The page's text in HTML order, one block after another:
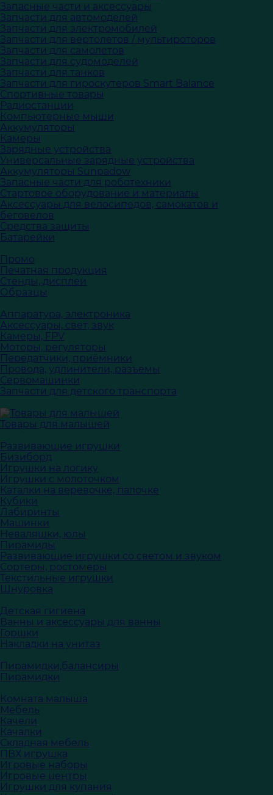
Запасные части и аксессуары
Запчасти для автомоделей
Запчасти для электромобилей
Запчасти для вертолетов / мультироторов
Запчасти для самолетов
Запчасти для судомоделей
Запчасти для танков
Запчасти для гироскутеров Smart Balance
Спортивные товары
Радиостанции
Компьютерные мыши
Аккумуляторы
Камеры
Зарядные устройства
Универсальные зарядные устройства
Аккумуляторы Sunpadow
Запасные части для роботехники
Стартовое оборудование и материалы
Аксессуары для велосипедов, самокатов и
беговелов
Средства защиты
Батарейки
Промо
Печатная продукция
Стенды, дисплеи
Образцы
Аппаратура, электроника
Аксессуары, свет, звук
Камеры, FPV
Моторы, регуляторы
Передатчики, приёмники
Провода, удлинители, разъемы
Сервомашинки
Запчасти для детского транспорта
Товары для малышей
Развивающие игрушки
Бизиборд
Игрушки на логику
Игрушки с молоточком
Каталки на веревочке, палочке
Кубики
Лабиринты
Машинки
Неваляшки, юлы
Пирамиды
Развивающие игрушки со светом и звуком
Сортеры, ростомеры
Текстильные игрушки
Шнуровка
Детская гигиена
Ванны и аксессуары для ванны
Горшки
Накладки на унитаз
Пирамидки,балансиры
Пирамидки
Комната малыша
Мебель
Качели
Качалки
Складная мебель
ПВХ игрушка
Игровые наборы
Игровые центры
Игрушки для купания